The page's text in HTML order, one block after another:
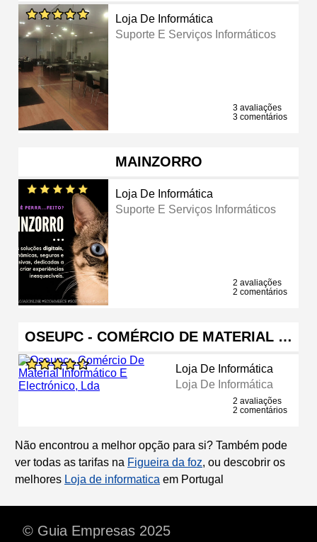
Loja De Informática
Suporte E Serviços Informáticos
3 avaliações
3 comentários
MAINZORRO
Loja De Informática
Suporte E Serviços Informáticos
2 avaliações
2 comentários
OSEUPC - COMÉRCIO DE MATERIAL …
Loja De Informática
Loja De Informática
2 avaliações
2 comentários
Não encontrou a melhor opção para si? Também pode
ver todas as tarifas na Figueira da foz, ou descobrir os
melhores Loja de informatica em Portugal
© Guia Empresas 2025